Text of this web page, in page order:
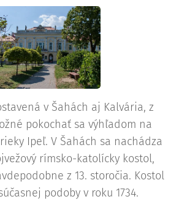
v Šahách aj Kalvária, z
pokochať sa výhľadom na
Ipeľ. V Šahách sa nachádza
rímsko-katolícky kostol,
z 13. storočia. Kostol
podoby v roku 1734.